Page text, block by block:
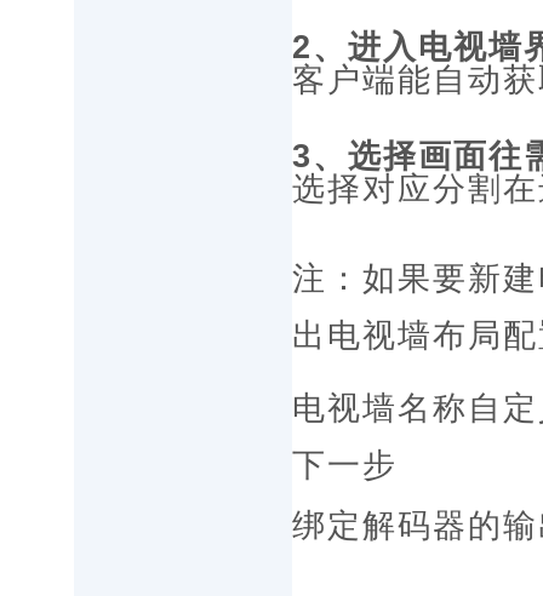
2、进入电视墙
客户端能自动
3、选择画面往
选择对应分割
注：如果要新
出电视墙布局
电视墙名称自
下一步
绑定解码器的